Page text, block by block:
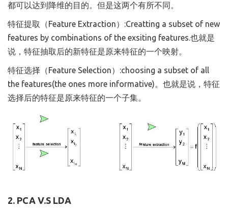
都可以达到降维的目的。但是这两个有所不同。
特征提取（Feature Extraction）:Creatting a subset of new
features by combinations of the exsiting features.也就是
说，特征抽取后的新特征是原来特征的一个映射。
特征选择（Feature Selection）:choosing a subset of all
the features(the ones more informative)。也就是说，特征
选择后的特征是原来特征的一个子集。
2. PCA V.S LDA